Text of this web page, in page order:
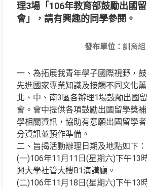
理3場「106年教育部鼓勵出國
會」，請有興趣的同學參閱。
發布單位： 訓育組
一、為拓展我青年學子國際視野，
先進國家專業知識及接觸不同文化
北、中、南3區各辦理1場鼓勵出國
會。會中提供各項鼓勵出國留學獎
學相關資訊，協助有意願出國留學
分資訊並預作準備。
二、旨揭活動辦理日期及地點如下：
(一)106年11月11日(星期六)下午13
興大學社管大樓B1演講廳。
(二)106年11月18日(星期六)下午13